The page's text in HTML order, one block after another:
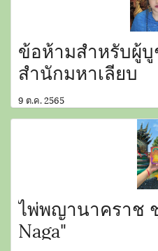
ข้อห้ามสำหรับผู้
สำนักมหาเลียบ
9 ต.ค. 2565
ไพ่พญานาคราช
Naga"